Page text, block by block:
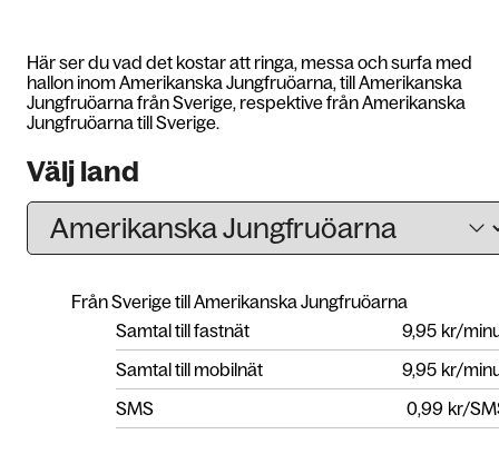
Här ser du vad det kostar att ringa, messa och surfa med
hallon inom Amerikanska Jungfruöarna, till Amerikanska
Jungfruöarna från Sverige, respektive från Amerikanska
Jungfruöarna till Sverige.
Välj land
Från Sverige till Amerikanska Jungfruöarna
Samtal till fastnät
9,95 kr/
Samtal till mobilnät
9,95 kr/
SMS
0,99 kr/